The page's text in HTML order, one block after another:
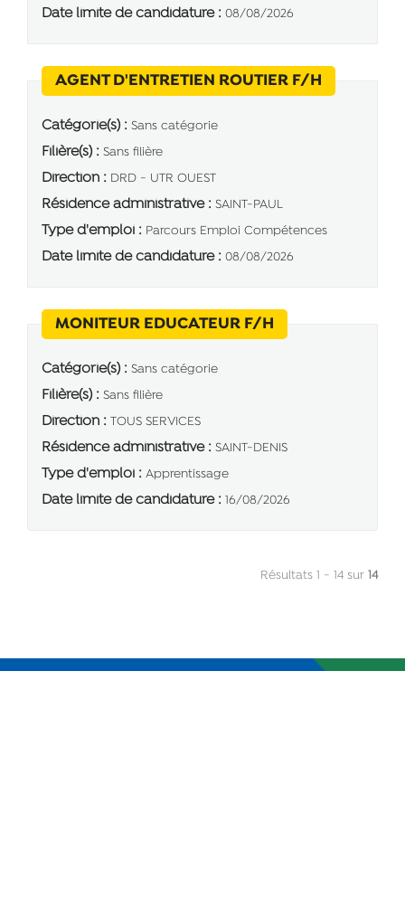
Date limite de candidature : 08/08/2026
AGENT D'ENTRETIEN ROUTIER F/H
Catégorie(s) : Sans catégorie
Filière(s) : Sans filière
Direction : DRD - UTR OUEST
Résidence administrative : SAINT-PAUL
Type d'emploi : Parcours Emploi Compétences
Date limite de candidature : 08/08/2026
MONITEUR EDUCATEUR F/H
Catégorie(s) : Sans catégorie
Filière(s) : Sans filière
Direction : TOUS SERVICES
Résidence administrative : SAINT-DENIS
Type d'emploi : Apprentissage
Date limite de candidature : 16/08/2026
Résultats 1 - 14 sur 14